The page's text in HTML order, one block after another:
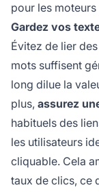
pour les
Gardez vos
Évitez de lier
mots suffisent
long dilue la
plus, assurez
habituels des
les utilisateurs
cliquable. Cela
taux de clics, ce